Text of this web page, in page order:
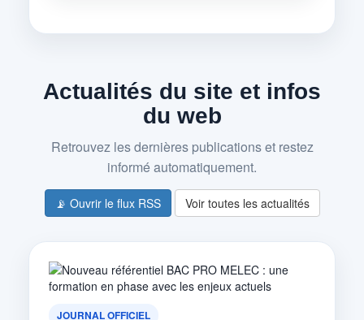
Actualités du site et infos
du web
Retrouvez les dernières publications et restez
informé automatiquement.
📡 Ouvrir le flux RSS Voir toutes les actualités
JOURNAL OFFICIEL